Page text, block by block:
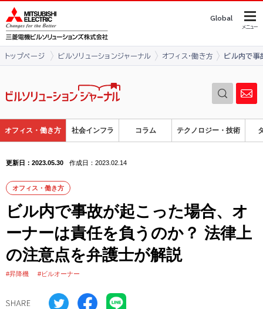
Global
メニュー
トップページ ビルソリューションジャーナル オフィス・働き方 ビル内で事
オフィス・働き方 社会インフラ コラム テクノロジー・技術
更新日：2023.05.30 作成日：2023.02.14
オフィス・働き方
ビル内で事故が起こった場合、オ
ーナーは責任を負うのか？ 法律上
の注意点を弁護士が解説
#昇降機 #ビルオーナー